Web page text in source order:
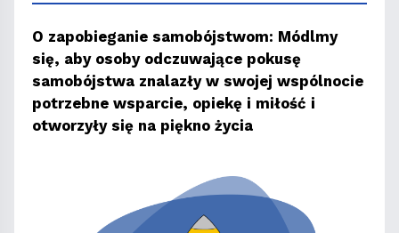
O zapobieganie samobójstwom: Módlmy
się, aby osoby odczuwające pokusę
samobójstwa znalazły w swojej wspólnocie
potrzebne wsparcie, opiekę i miłość i
otworzyły się na piękno życia